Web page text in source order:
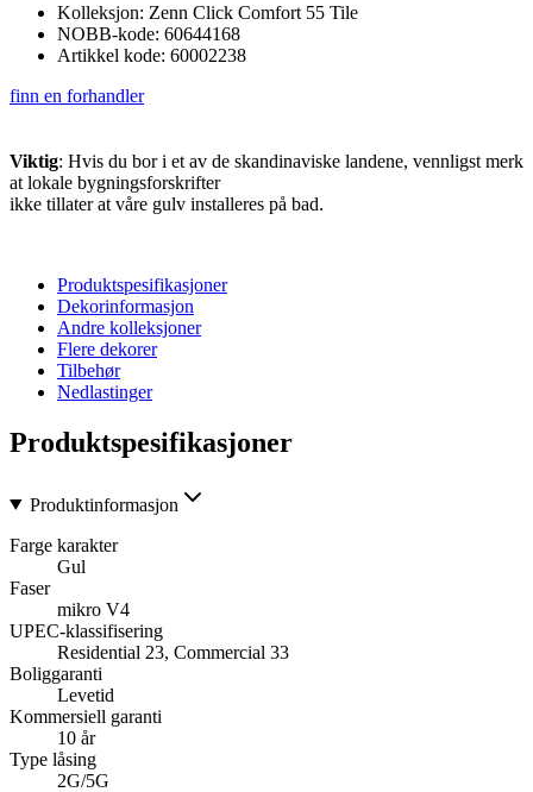
Kolleksjon: Zenn Click Comfort 55 Tile
NOBB-kode: 60644168
Artikkel kode: 60002238
finn en forhandler
Viktig: Hvis du bor i et av de skandinaviske landene, vennligst merk
at lokale bygningsforskrifter
ikke tillater at våre gulv installeres på bad.
Produktspesifikasjoner
Dekorinformasjon
Andre kolleksjoner
Flere dekorer
Tilbehør
Nedlastinger
Produktspesifikasjoner
Produktinformasjon
Farge karakter
Gul
Faser
mikro V4
UPEC-klassifisering
Residential 23, Commercial 33
Boliggaranti
Levetid
Kommersiell garanti
10 år
Type låsing
2G/5G